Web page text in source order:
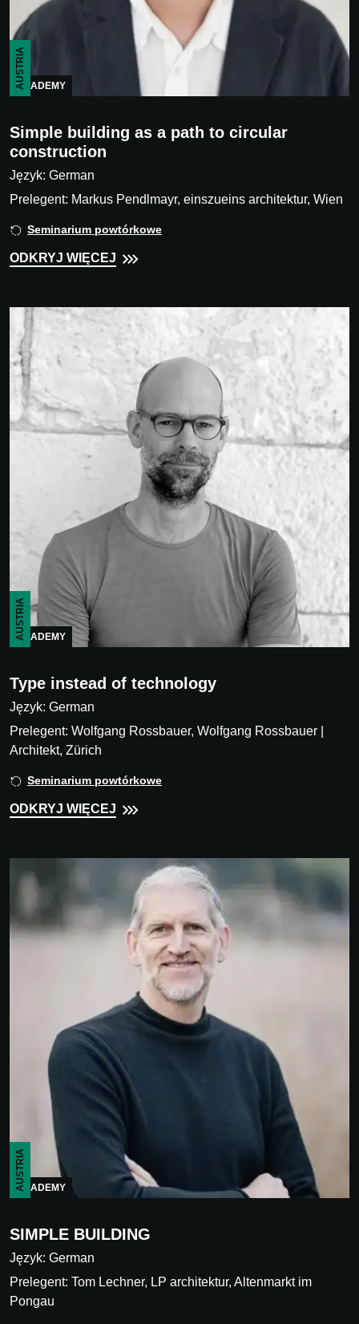
ACADEMY
AUSTRIA
Simple building as a path to circular
construction
Język: German
Prelegent: Markus Pendlmayr, einszueins architektur, Wien
Seminarium powtórkowe
ODKRYJ WIĘCEJ
ACADEMY
AUSTRIA
Type instead of technology
Język: German
Prelegent: Wolfgang Rossbauer, Wolfgang Rossbauer |
Architekt, Zürich
Seminarium powtórkowe
ODKRYJ WIĘCEJ
ACADEMY
AUSTRIA
SIMPLE BUILDING
Język: German
Prelegent: Tom Lechner, LP architektur, Altenmarkt im
Pongau